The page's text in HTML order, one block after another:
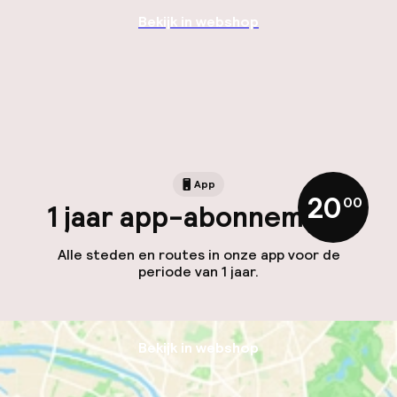
Bekijk in webshop
App
1 jaar app-abonnement
Alle steden en routes in onze app voor de
periode van 1 jaar.
20,00
Bekijk in webshop